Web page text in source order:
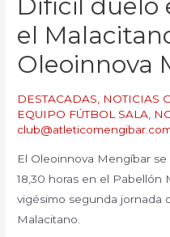
Difícil duelo
el
Oleoinnova
DESTACADAS, NOTICIAS
EQUIPO FÚTBOL SALA,
El Oleoinnova Mengíbar
18,30 horas en el Pabellón
vigésimo segunda jornada
Malacitano.